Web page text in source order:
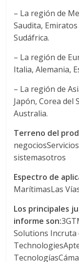
– La región de
Saudita,
Sudáfrica.
– La región de
Italia, Alemania,
– La región de
Japón, Corea del
Australia.
Terreno del
sistemasotros
Espectro de
MarítimasLas
Los principales
informe son:
Solutions Incruta